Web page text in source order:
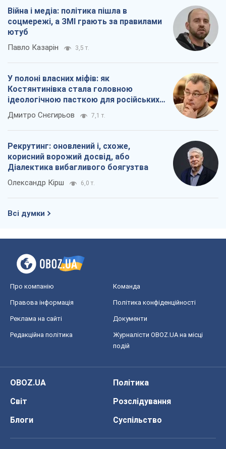
Війна і медіа: політика пішла в
соцмережі, а ЗМІ грають за правилами
ютуб
Павло Казарін 3,5 т.
У полоні власних міфів: як
Костянтинівка стала головною
ідеологічною пасткою для російських
окупантів
Дмитро Снєгирьов 7,1 т.
Рекрутинг: оновлений і, схоже,
корисний ворожий досвід, або
Діалектика вибагливого боягузтва
Олександр Кірш 6,0 т.
Всі думки
Про компанію Команда
Правова інформація Політика конфіденційності
Реклама на сайті Документи
Редакційна політика
Журналісти OBOZ.UA на місці
подій
OBOZ.UA
Політика
Світ
Розслідування
Блоги
Суспільство